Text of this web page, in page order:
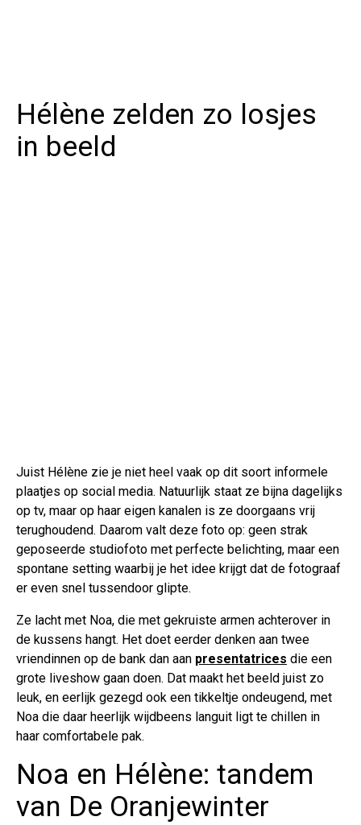
Hélène zelden zo losjes
in beeld
Juist Hélène zie je niet heel vaak op dit soort informele
plaatjes op social media. Natuurlijk staat ze bijna dagelijks
op tv, maar op haar eigen kanalen is ze doorgaans vrij
terughoudend. Daarom valt deze foto op: geen strak
geposeerde studiofoto met perfecte belichting, maar een
spontane setting waarbij je het idee krijgt dat de fotograaf
er even snel tussendoor glipte.
Ze lacht met Noa, die met gekruiste armen achterover in
de kussens hangt. Het doet eerder denken aan twee
vriendinnen op de bank dan aan presentatrices die een
grote liveshow gaan doen. Dat maakt het beeld juist zo
leuk, en eerlijk gezegd ook een tikkeltje ondeugend, met
Noa die daar heerlijk wijdbeens languit ligt te chillen in
haar comfortabele pak.
Noa en Hélène: tandem
van De Oranjewinter